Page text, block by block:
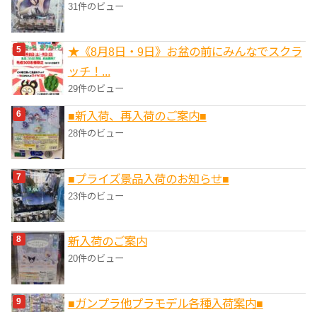
31件のビュー
★《8月8日・9日》お盆の前にみんなでスクラ
ッチ！...
29件のビュー
■新入荷、再入荷のご案内■
28件のビュー
■プライズ景品入荷のお知らせ■
23件のビュー
新入荷のご案内
20件のビュー
■ガンプラ他プラモデル各種入荷案内■